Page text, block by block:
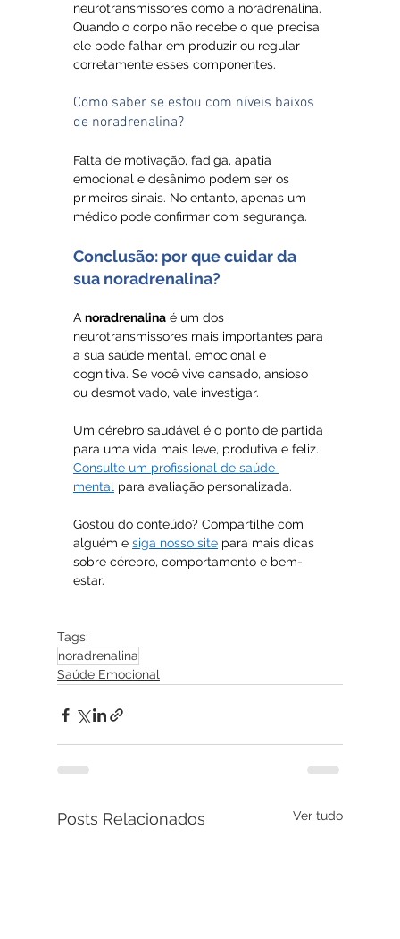
neurotransmissores como a noradrenalina.
Quando o corpo não recebe o que precisa
ele pode falhar em produzir ou regular
corretamente esses componentes.
Como saber se estou com níveis baixos
de noradrenalina?
Falta de motivação, fadiga, apatia
emocional e desânimo podem ser os
primeiros sinais. No entanto, apenas um
médico pode confirmar com segurança.
Conclusão: por que cuidar da
sua noradrenalina?
A noradrenalina é um dos
neurotransmissores mais importantes para
a sua saúde mental, emocional e
cognitiva. Se você vive cansado, ansioso
ou desmotivado, vale investigar.
Um cérebro saudável é o ponto de partida
para uma vida mais leve, produtiva e feliz.
Consulte um profissional de saúde
mental para avaliação personalizada.
Gostou do conteúdo? Compartilhe com
alguém e siga nosso site para mais dicas
sobre cérebro, comportamento e bem-
estar.
Tags:
noradrenalina
Saúde Emocional
Posts Relacionados Ver tudo